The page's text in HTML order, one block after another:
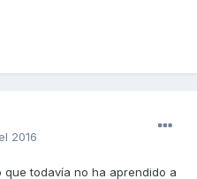
2016
todavía no ha aprendido a